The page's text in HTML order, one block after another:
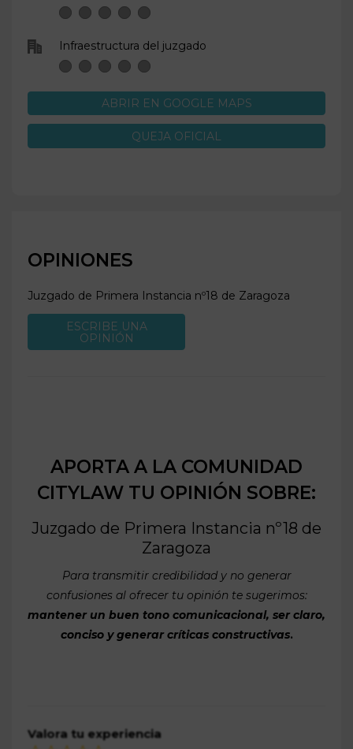
Infraestructura del juzgado
ABRIR EN GOOGLE MAPS
QUEJA OFICIAL
OPINIONES
Juzgado de Primera Instancia nº18 de Zaragoza
ESCRIBE UNA
OPINIÓN
APORTA A LA COMUNIDAD
CITYLAW TU OPINIÓN SOBRE:
Juzgado de Primera Instancia nº18 de
Zaragoza
Para transmitir credibilidad y no generar
confusiones al ofrecer tu opinión te sugerimos:
mantener un buen tono comunicacional, ser claro,
conciso y generar críticas constructivas.
Valora tu experiencia